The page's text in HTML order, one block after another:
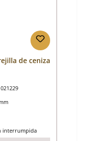
de ceniza
interrumpida